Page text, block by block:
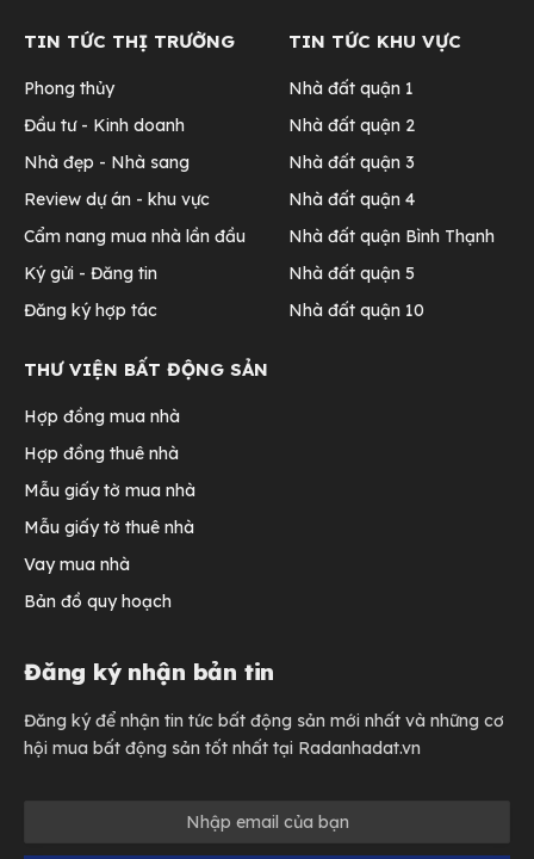
TIN TỨC THỊ TRƯỜNG
Phong thủy
Đầu tư - Kinh doanh
Nhà đẹp - Nhà sang
Review dự án - khu vực
Cẩm nang mua nhà lần đầu
Ký gửi - Đăng tin
Đăng ký hợp tác
TIN TỨC KHU VỰC
Nhà đất quận 1
Nhà đất quận 2
Nhà đất quận 3
Nhà đất quận 4
Nhà đất quận Bình Thạnh
Nhà đất quận 5
Nhà đất quận 10
THƯ VIỆN BẤT ĐỘNG SẢN
Hợp đồng mua nhà
Hợp đồng thuê nhà
Mẫu giấy tờ mua nhà
Mẫu giấy tờ thuê nhà
Vay mua nhà
Bản đồ quy hoạch
Đăng ký nhận bản tin
Đăng ký để nhận tin tức bất động sản mới nhất và những cơ
hội mua bất động sản tốt nhất tại Radanhadat.vn